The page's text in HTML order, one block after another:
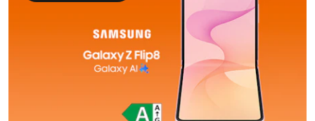
GÅ TIL INDHOLD